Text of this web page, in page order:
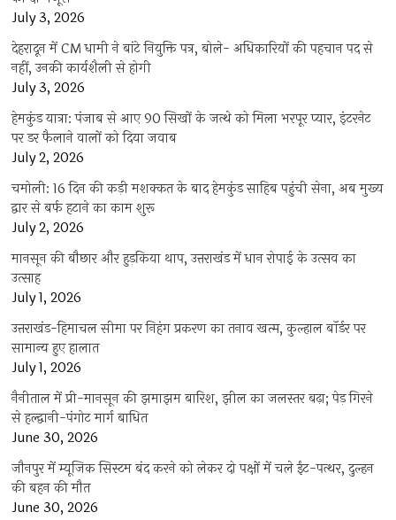
July 3, 2026
देहरादून में CM धामी ने बांटे नियुक्ति पत्र, बोले- अधिकारियों की पहचान पद से
नहीं, उनकी कार्यशैली से होगी
July 3, 2026
हेमकुंड यात्रा: पंजाब से आए 90 सिखों के जत्थे को मिला भरपूर प्यार, इंटरनेट
पर डर फैलाने वालों को दिया जवाब
July 2, 2026
चमोली: 16 दिन की कड़ी मशक्कत के बाद हेमकुंड साहिब पहुंची सेना, अब मुख्य
द्वार से बर्फ हटाने का काम शुरू
July 2, 2026
मानसून की बौछार और हुड़किया थाप, उत्तराखंड में धान रोपाई के उत्सव का
उत्साह
July 1, 2026
उत्तराखंड-हिमाचल सीमा पर निहंग प्रकरण का तनाव खत्म, कुल्हाल बॉर्डर पर
सामान्य हुए हालात
July 1, 2026
नैनीताल में प्री-मानसून की झमाझम बारिश, झील का जलस्तर बढ़ा; पेड़ गिरने
से हल्द्वानी-पंगोट मार्ग बाधित
June 30, 2026
जौनपुर में म्यूजिक सिस्टम बंद करने को लेकर दो पक्षों में चले ईंट-पत्थर, दुल्हन
की बहन की मौत
June 30, 2026